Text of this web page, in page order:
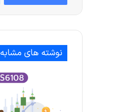
نوشته های مشابه